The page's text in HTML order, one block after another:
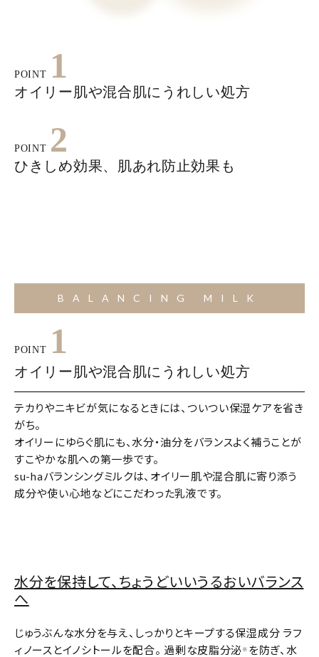
POINT 1
オイリー肌や混合肌にうれしい処方
POINT 2
ひきしめ効果、肌あれ防止効果も
BALANCING MILK
POINT 1
オイリー肌や混合肌にうれしい処方
テカりやニキビが気になるときには、ついつい保湿ケアを省き
がち。
オイリーにゆらぐ肌にも、水分・油分をバランスよく補うことが
すこやかな肌への第一歩です。
su-haバランシングミルクは、オイリー肌や混合肌に寄り添う
成分や使い心地などにこだわった乳液です。
水分を保持して、ちょうどいいうるおいバランス
へ
じゅうぶんな水分を与え、しっかりとキープする保湿成分 ラフ
ィノースとイノシトールを配合。 過剰な皮脂分泌 ※ を防ぎ、水